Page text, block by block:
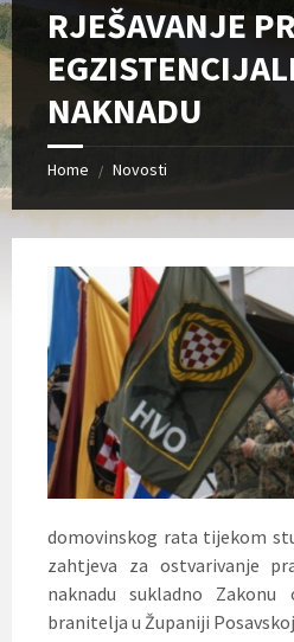
RJEŠAVANJE
NAKNADU
Home / Novosti
domovinskog rata tijekom
zahtjeva za ostvarivanje
naknadu sukladno Zakonu
branitelja u Županiji